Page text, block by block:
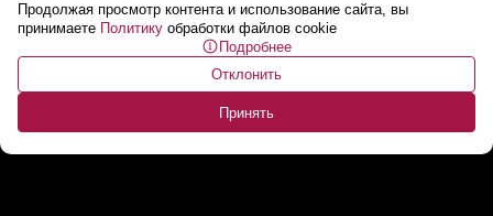
Продолжая просмотр контента и использование сайта, вы
принимаете Политику обработки файлов cookie
Подробнее
Отклонить
Принять
Лукашенко: Франклин, огромная вам
благодарность! // Чем Штаты помогают